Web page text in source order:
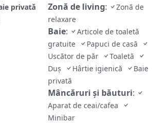
privată
Zonă de living:
Zonă de
relaxare
Baie:
Articole de toaletă
gratuite
Papuci de casă
Uscător de păr
Toaletă
Duș
Hârtie igienică
Baie
privată
Mâncăruri și băuturi:
Aparat de ceai/cafea
Minibar